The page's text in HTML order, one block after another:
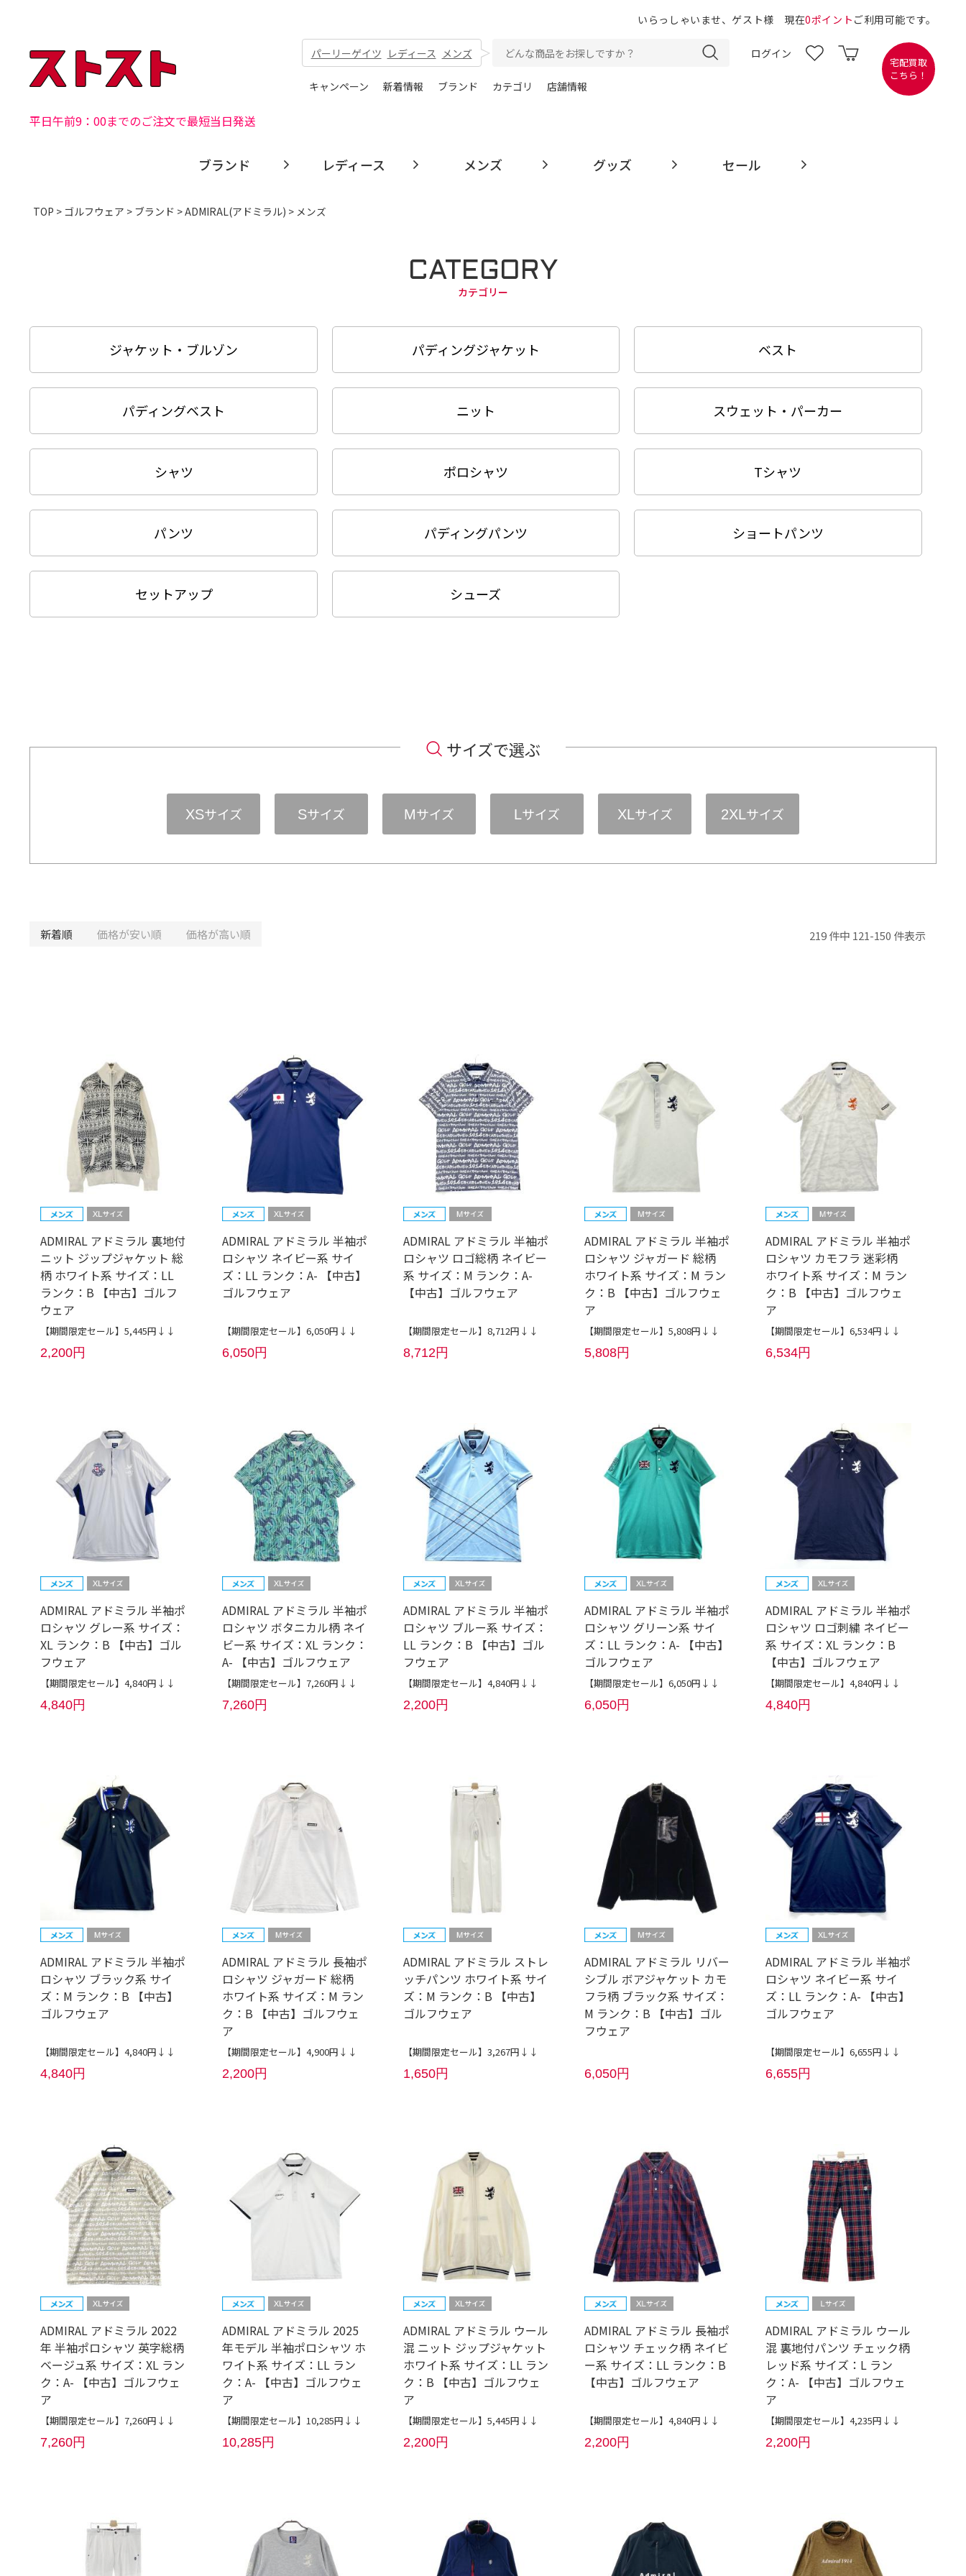
いらっしゃいませ、ゲスト様 現在0ポイント ご利用可能です。
パーリーゲイツ レディース メンズ ログイン
キャンペーン 新着情報 ブランド カテゴリ 店舗情報
宅配買取
こちら！
平日午前9：00までのご注文で最短当日発送
ブランド レディース メンズ グッズ セール
TOP > ゴルフウェア > ブランド >ADMIRAL(アドミラル) > メンズ
CATEGORY
カテゴリー
ジャケット・ブルゾン パディングジャケット ベスト
パディングベスト ニット スウェット・パーカー
シャツ ポロシャツ Tシャツ
パンツ パディングパンツ ショートパンツ
セットアップ シューズ
サイズで選ぶ
XSサイズ Sサイズ Mサイズ Lサイズ XLサイズ 2XLサイズ
新着順 価格が安い順 価格が高い順 219 件中 121-150 件表示
ADMIRAL アドミラル 裏地付
ニット ジップジャケット 総
柄 ホワイト系 サイズ：LL
ランク：B 【中古】ゴルフ
ウェア
【期間限定セール】5,445円↓↓
2,200円
ADMIRAL アドミラル 半袖ポ
ロシャツ ネイビー系 サイ
ズ：LL ランク：A- 【中古】
ゴルフウェア
【期間限定セール】6,050円↓↓
6,050円
ADMIRAL アドミラル 半袖ポ
ロシャツ ロゴ総柄 ネイビー
系 サイズ：M ランク：A-
【中古】ゴルフウェア
【期間限定セール】8,712円↓↓
8,712円
ADMIRAL アドミラル 半袖ポ
ロシャツ ジャガード 総柄
ホワイト系 サイズ：M ラン
ク：B 【中古】ゴルフウェ
ア
【期間限定セール】5,808円↓↓
5,808円
ADMIRAL アドミラル 半袖ポ
ロシャツ カモフラ 迷彩柄
ホワイト系 サイズ：M ラン
ク：B 【中古】ゴルフウェ
ア
【期間限定セール】6,534円↓↓
6,534円
ADMIRAL アドミラル 半袖ポ
ロシャツ グレー系 サイズ：
XL ランク：B 【中古】ゴル
フウェア
【期間限定セール】4,840円↓↓
4,840円
ADMIRAL アドミラル 半袖ポ
ロシャツ ボタニカル柄 ネイ
ビー系 サイズ：XL ランク：
A- 【中古】ゴルフウェア
【期間限定セール】7,260円↓↓
7,260円
ADMIRAL アドミラル 半袖ポ
ロシャツ ブルー系 サイズ：
LL ランク：B 【中古】ゴル
フウェア
【期間限定セール】4,840円↓↓
2,200円
ADMIRAL アドミラル 半袖ポ
ロシャツ グリーン系 サイ
ズ：LL ランク：A- 【中古】
ゴルフウェア
【期間限定セール】6,050円↓↓
6,050円
ADMIRAL アドミラル 半袖ポ
ロシャツ ロゴ刺繍 ネイビー
系 サイズ：XL ランク：B
【中古】ゴルフウェア
【期間限定セール】4,840円↓↓
4,840円
ADMIRAL アドミラル 半袖ポ
ロシャツ ブラック系 サイ
ズ：M ランク：B 【中古】
ゴルフウェア
【期間限定セール】4,840円↓↓
4,840円
ADMIRAL アドミラル 長袖ポ
ロシャツ ジャガード 総柄
ホワイト系 サイズ：M ラン
ク：B 【中古】ゴルフウェ
ア
【期間限定セール】4,900円↓↓
2,200円
ADMIRAL アドミラル ストレ
ッチパンツ ホワイト系 サイ
ズ：M ランク：B 【中古】
ゴルフウェア
【期間限定セール】3,267円↓↓
1,650円
ADMIRAL アドミラル リバー
シブル ボアジャケット カモ
フラ柄 ブラック系 サイズ：
M ランク：B 【中古】ゴル
フウェア
6,050円
ADMIRAL アドミラル 半袖ポ
ロシャツ ネイビー系 サイ
ズ：LL ランク：A- 【中古】
ゴルフウェア
【期間限定セール】6,655円↓↓
6,655円
ADMIRAL アドミラル 2022
年 半袖ポロシャツ 英字総柄
ベージュ系 サイズ：XL ラン
ク：A- 【中古】ゴルフウェ
ア
【期間限定セール】7,260円↓↓
7,260円
ADMIRAL アドミラル 2025
年モデル 半袖ポロシャツ ホ
ワイト系 サイズ：LL ラン
ク：A- 【中古】ゴルフウェ
ア
【期間限定セール】10,285円↓↓
10,285円
ADMIRAL アドミラル ウール
混 ニット ジップジャケット
ホワイト系 サイズ：LL ラン
ク：B 【中古】ゴルフウェ
ア
【期間限定セール】5,445円↓↓
2,200円
ADMIRAL アドミラル 長袖ポ
ロシャツ チェック柄 ネイビ
ー系 サイズ：LL ランク：B
【中古】ゴルフウェア
【期間限定セール】4,840円↓↓
2,200円
ADMIRAL アドミラル ウール
混 裏地付パンツ チェック柄
レッド系 サイズ：L ラン
ク：A- 【中古】ゴルフウェ
ア
【期間限定セール】4,235円↓↓
2,200円